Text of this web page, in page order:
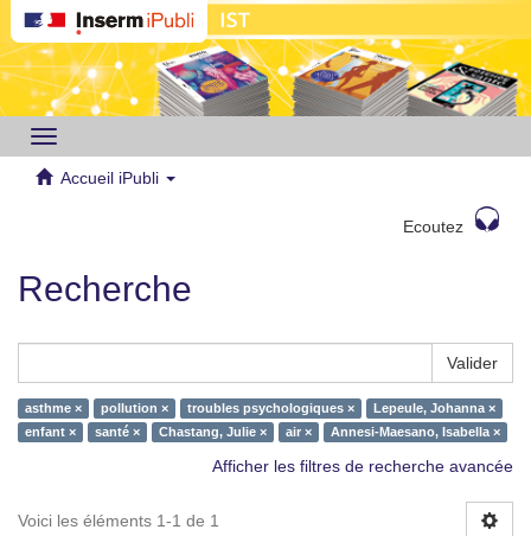
Toggle
navigation
Accueil iPubli
Ecoutez
Recherche
Valider
asthme × pollution × troubles psychologiques ×
Lepeule, Johanna ×
enfant ×
santé × Chastang, Julie × air × Annesi-Maesano, Isabella ×
Afficher les filtres de recherche avancée
Voici les éléments 1-1 de 1